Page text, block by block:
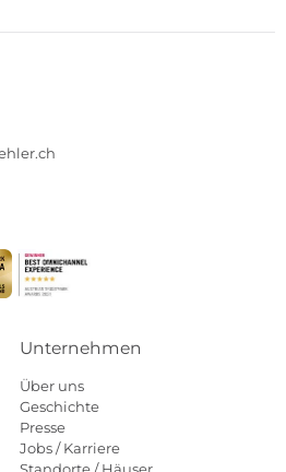
Unternehmen
Über uns
Geschichte
Presse
Jobs / Karriere